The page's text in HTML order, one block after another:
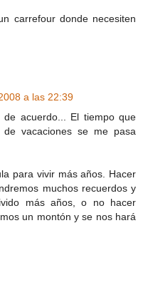
carrefour donde necesiten
a las 22:39
de acuerdo... El tiempo que
vacaciones se me pasa
para vivir más años. Hacer
muchos recuerdos y
más años, o no hacer
un montón y se nos hará